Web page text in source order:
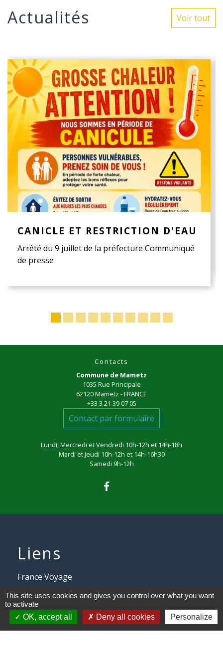
Actualités Voir tout
CANICLE ET RESTRICTION D'EAU
Arrêté du 9 juillet de la préfecture Communiqué
de presse
Contacts
Commune de Mametz
1035 Rue Principale
62120 Mametz - FRANCE
+33 3 21 39 07 05
Contact par formulaire
Lundi, Mercredi et Vendredi 10h-12h et 14h-18h
Mardi et Jeudi 10h-12h et 14h-16h30
Samedi 9h-12h
Liens
France Voyage
ENEDIS
ENEDIS ouverture compteur
This site uses cookies and gives you control over what you want
to activate
OK, accept all
Deny all cookies Personalize